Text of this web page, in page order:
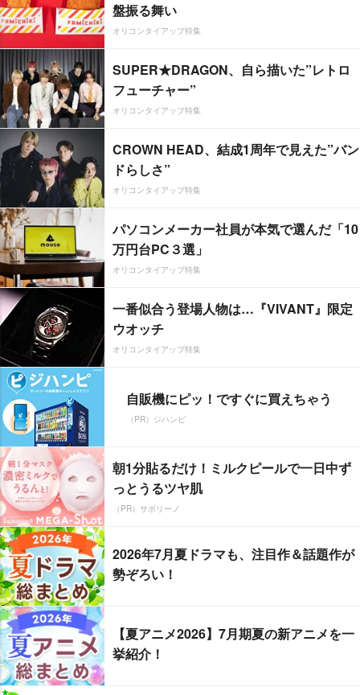
盤振る舞い
オリコンタイアップ特集
SUPER★DRAGON、自ら描いた”レトロ
フューチャー”
オリコンタイアップ特集
CROWN HEAD、結成1周年で見えた”バン
ドらしさ”
オリコンタイアップ特集
パソコンメーカー社員が本気で選んだ「10
万円台PC３選」
オリコンタイアップ特集
一番似合う登場人物は…『VIVANT』限定
ウオッチ
オリコンタイアップ特集
自販機にピッ！ですぐに買えちゃう
（PR）ジハンピ
朝1分貼るだけ！ミルクピールで一日中ず
っとうるツヤ肌
（PR）サボリーノ
2026年7月夏ドラマも、注目作＆話題作が
勢ぞろい！
【夏アニメ2026】7月期夏の新アニメを一
挙紹介！